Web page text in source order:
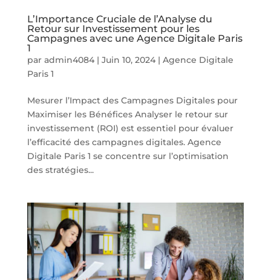
L’Importance Cruciale de l’Analyse du
Retour sur Investissement pour les
Campagnes avec une Agence Digitale Paris
1
par admin4084| Juin 10, 2024| Agence Digitale
Paris 1
Mesurer l’Impact des Campagnes Digitales pour
Maximiser les Bénéfices Analyser le retour sur
investissement (ROI) est essentiel pour évaluer
l’efficacité des campagnes digitales. Agence
Digitale Paris 1 se concentre sur l’optimisation
des stratégies...